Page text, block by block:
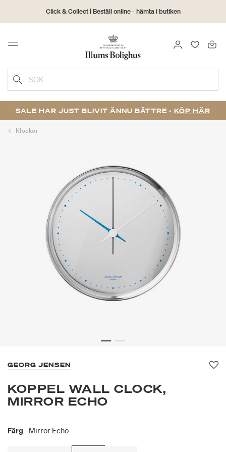
Click & Collect | Beställ online - hämta i butiken
30 dagars returrätt
Menu LOGGA IN
SÖK
SALE HAR JUST BLIVIT ÄNNU BÄTTRE - KÖP HÄR
Klockor
GEORG JENSEN
KOPPEL WALL CLOCK,
MIRROR ECHO
Färg Mirror Echo